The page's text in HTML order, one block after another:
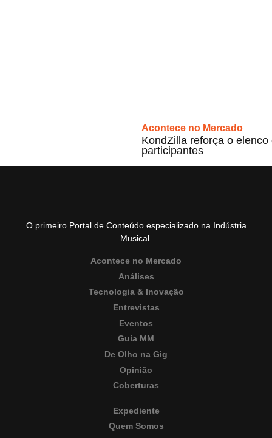
Acontece no Mercado
KondZilla reforça o elenco
participantes
O primeiro Portal de Conteúdo especializado na Indústria
Musical.
Acontece no Mercado
Análises
Tecnologia & Inovação
Entrevistas
Eventos
Guia MM
De Olho na Gig
Opinião
Coberturas
Expediente
Quem Somos